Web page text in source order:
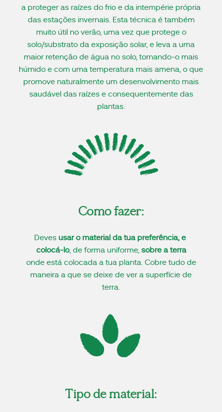
a proteger as raízes do frio e da intempérie própria
das estações invernais. Esta técnica é também
muito útil no verão, uma vez que protege o
solo/substrato da exposição solar, e leva a uma
maior retenção de água no solo, tornando-o mais
húmido e com uma temperatura mais amena, o que
promove naturalmente um desenvolvimento mais
saudável das raízes e consequentemente das
plantas.
Como fazer:
Deves usar o material da tua preferência,e
colocá-lo, de forma uniforme, sobre a terra
onde está colocada a tua planta. Cobre tudo de
maneira a que se deixe de ver a superfície de
terra.
Tipo de material: